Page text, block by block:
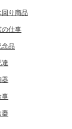
回り商品
の仕事
念品
達
器
事
器